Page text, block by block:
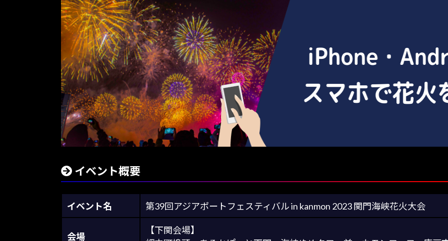
イベント概要
イベント名 第39回アジアポートフェスティバル in kanmon 2023 関門海峡花火大会
会場
【下関会場】